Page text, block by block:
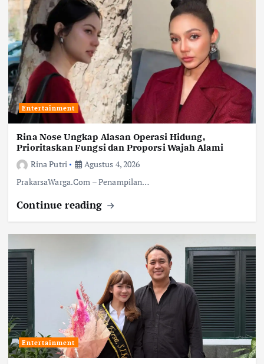
Entertainment
Rina Nose Ungkap Alasan Operasi Hidung,
Prioritaskan Fungsi dan Proporsi Wajah Alami
Rina Putri
Agustus 4, 2026
PrakarsaWarga.Com – Penampilan…
Continue reading
Entertainment